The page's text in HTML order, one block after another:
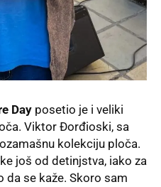
Day posetio je i veliki
Viktor Đorđioski, sa
kolekciju ploča.
još od detinjstva, iako za
da se kaže. Skoro sam